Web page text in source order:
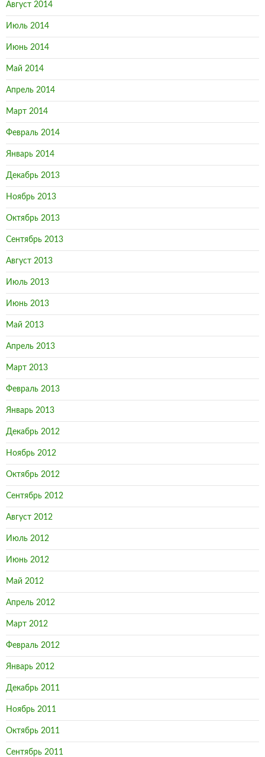
Август 2014
Июль 2014
Июнь 2014
Май 2014
Апрель 2014
Март 2014
Февраль 2014
Январь 2014
Декабрь 2013
Ноябрь 2013
Октябрь 2013
Сентябрь 2013
Август 2013
Июль 2013
Июнь 2013
Май 2013
Апрель 2013
Март 2013
Февраль 2013
Январь 2013
Декабрь 2012
Ноябрь 2012
Октябрь 2012
Сентябрь 2012
Август 2012
Июль 2012
Июнь 2012
Май 2012
Апрель 2012
Март 2012
Февраль 2012
Январь 2012
Декабрь 2011
Ноябрь 2011
Октябрь 2011
Сентябрь 2011